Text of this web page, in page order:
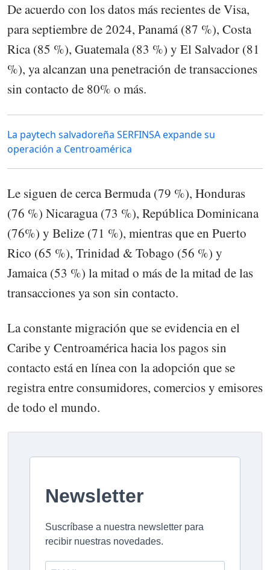
De acuerdo con los datos más recientes de Visa,
para septiembre de 2024, Panamá (87 %), Costa
Rica (85 %), Guatemala (83 %) y El Salvador (81
%), ya alcanzan una penetración de transacciones
sin contacto de 80% o más.
La paytech salvadoreña SERFINSA expande su
operación a Centroamérica
Le siguen de cerca Bermuda (79 %), Honduras
(76 %) Nicaragua (73 %), República Dominicana
(76%) y Belize (71 %), mientras que en Puerto
Rico (65 %), Trinidad & Tobago (56 %) y
Jamaica (53 %) la mitad o más de la mitad de las
transacciones ya son sin contacto.
La constante migración que se evidencia en el
Caribe y Centroamérica hacia los pagos sin
contacto está en línea con la adopción que se
registra entre consumidores, comercios y emisores
de todo el mundo.